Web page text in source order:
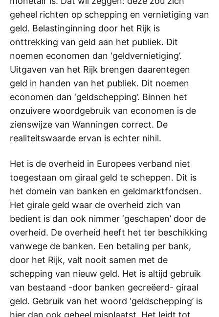
geheel richten op schepping en vernietiging van
geld. Belastinginning door het Rijk is
onttrekking van geld aan het publiek. Dit
noemen economen dan ‘geldvernietiging’.
Uitgaven van het Rijk brengen daarentegen
geld in handen van het publiek. Dit noemen
economen dan ‘geldschepping’. Binnen het
onzuivere woordgebruik van economen is de
zienswijze van Wanningen correct. De
realiteitswaarde ervan is echter nihil.
Het is de overheid in Europees verband niet
toegestaan om giraal geld te scheppen. Dit is
het domein van banken en geldmarktfondsen.
Het girale geld waar de overheid zich van
bedient is dan ook nimmer ‘geschapen’ door de
overheid. De overheid heeft het ter beschikking
vanwege de banken. Een betaling per bank,
door het Rijk, valt nooit samen met de
schepping van nieuw geld. Het is altijd gebruik
van bestaand -door banken gecreëerd- giraal
geld. Gebruik van het woord ‘geldschepping’ is
hier dan ook geheel misplaatst. Het leidt tot